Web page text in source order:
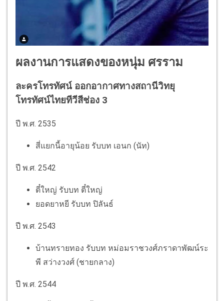
ผลงานการแสดงของหนุ่ม ศรราม
ละครโทรทัศน์ ออกอากาศทางสถานีวิทยุ
โทรทัศน์ไทยทีวีสีช่อง 3
ปี พ.ศ. 2535
สี่แยกนี้อายุน้อย รับบท เอนก (นัท)
ปี พ.ศ. 2542
ตี๋ใหญ่ รับบท ตี๋ใหญ่
ยอดยาหยี รับบท ปิลันธ์
ปี พ.ศ. 2543
บ้านทรายทอง รับบท หม่อมราชวงศ์ภราดาพัฒน์ระ
พี สว่างวงศ์ (ชายกลาง)
ปี พ.ศ. 2544